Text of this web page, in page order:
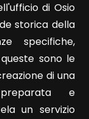
di Osio
storica della
specifiche,
sono le
di una
e
un servizio